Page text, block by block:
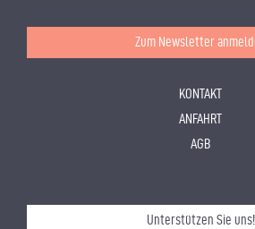
Zum Newsletter
KONTAKT
ANFAHRT
AGB
Unterstützen Sie uns!